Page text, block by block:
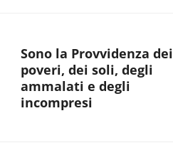
Sono la Provvidenza dei
poveri, dei soli, degli
ammalati e degli
incompresi